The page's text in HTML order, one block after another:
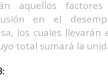
aquellos
en el
los cuales llevarán
total sumará la